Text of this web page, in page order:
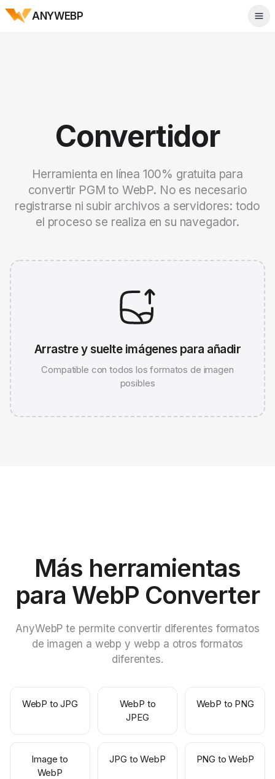
ANYWEBP
Convertidor
Herramienta en línea 100% gratuita para
convertir PGM to WebP. No es necesario
registrarse ni subir archivos a servidores: todo
el proceso se realiza en su navegador.
Arrastre y suelte imágenes para añadir
Compatible con todos los formatos de imagen
posibles
Más herramientas
para WebP Converter
AnyWebP te permite convertir diferentes formatos
de imagen a webp y webp a otros formatos
diferentes.
WebP to JPG
WebP to
JPEG
WebP to PNG
Image to
WebP
JPG to WebP PNG to WebP